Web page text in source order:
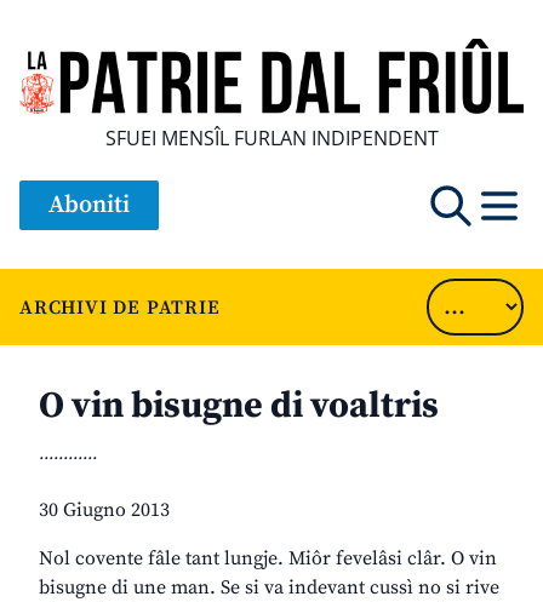
SFUEI MENSÎL FURLAN INDIPENDENT
Aboniti
ARCHIVI DE PATRIE
O vin bisugne di voaltris
............
30 Giugno 2013
Nol covente fâle tant lungje. Miôr fevelâsi clâr. O vin
bisugne di une man. Se si va indevant cussì no si rive